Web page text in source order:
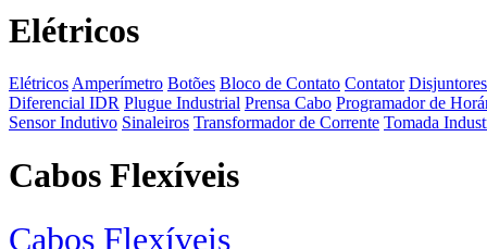
Elétricos
Elétricos Amperímetro Botões Bloco de Contato Contator Disjuntores
Diferencial IDR Plugue Industrial Prensa Cabo Programador de
Sensor Indutivo Sinaleiros Transformador de Corrente Tomada
Cabos Flexíveis
Cabos Flexíveis